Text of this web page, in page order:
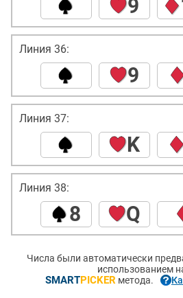
9
Линия 36:
9
Линия 37:
K
Линия 38:
8 Q
Числа были автоматически
использованием
SMARTPICKER метода.